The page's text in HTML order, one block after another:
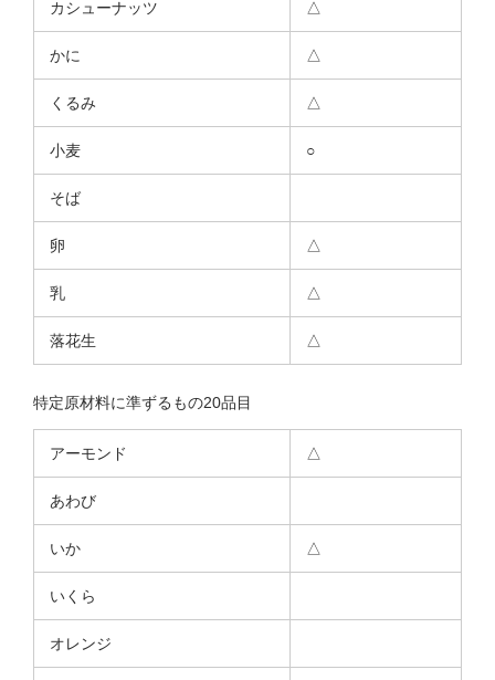
カシューナッツ △
かに △
くるみ △
小麦 ○
そば
卵 △
乳 △
落花生 △
特定原材料に準ずるもの20品目
アーモンド △
あわび
いか △
いくら
オレンジ